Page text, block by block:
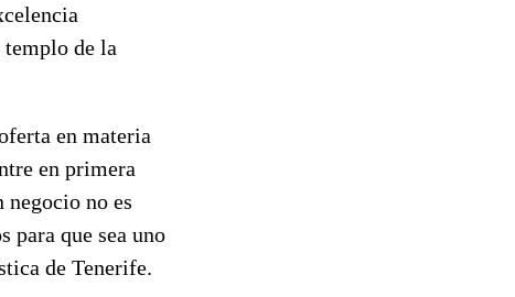
templo de la
en materia
en primera
negocio no es
para que sea uno
de Tenerife.